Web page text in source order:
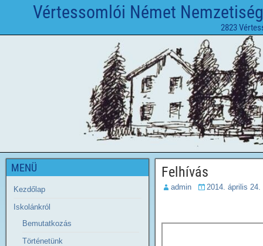
Vértessomlói Német
2823
Felhívás
admin 2014. április
MENÜ
Kezdőlap
Iskolánkról
Bemutatkozás
Történetünk